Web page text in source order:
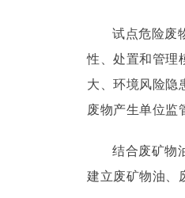
试点危险废
性、处置和管理
大、环境风险隐
废物产生单位监
结合废矿物
建立废矿物油、